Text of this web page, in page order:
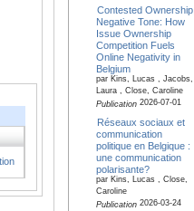
Contested Ownership,
Negative Tone: How
Issue Ownership
Competition Fuels
Online Negativity in
Belgium
par Kins, Lucas , Jacobs,
Laura , Close, Caroline
Publication2026-07-01
Réseaux sociaux et
communication
politique en Belgique :
une communication
polarisante?
par Kins, Lucas , Close,
Caroline
Publication2026-03-24